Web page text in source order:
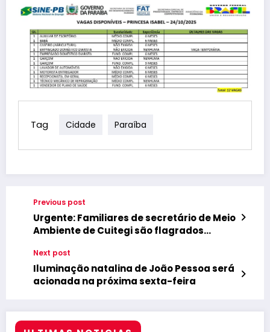
Tag Cidade Paraíba
Previous post
Urgente: Familiares de secretário de Meio
Ambiente de Cuitegi são flagrados
Baía da Traição
Next post
Iluminação natalina de João Pessoa será
acionada na próxima sexta-feira